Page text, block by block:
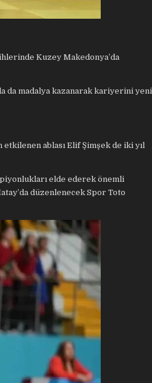
Kuzey Makedonya’da
da madalya kazanarak kariyerini yeni
ablası Elif Şimşek de iki yıl
elde ederek önemli
düzenlenecek Spor Toto